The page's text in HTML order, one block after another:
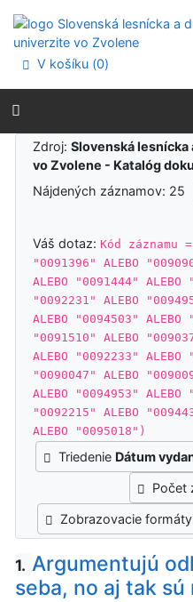
Prejsť na menu
Prehlásenie o webovej
V košíku (0)
Výsledky
Zdroj:Slovenská lesnícka
vo Zvolene - Katalóg
Nájdených záznamov: 25
Váš dotaz:Kód záznamu
"0091396" ALEBO
ALEBO "0091444" ALEBO
"0092231" ALEBO
ALEBO "0094503" ALEBO
"0091510" ALEBO
ALEBO "0092233" ALEBO
"0090047" ALEBO
ALEBO "0094953" ALEBO
"0092215" ALEBO
ALEBO "0095018")
Triedenie Dátum
Počet
Zobrazovacie
1. Argumentujú
seba, no aj tak